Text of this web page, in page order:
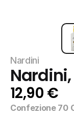
Nardini
12,90 €
Confezione 70